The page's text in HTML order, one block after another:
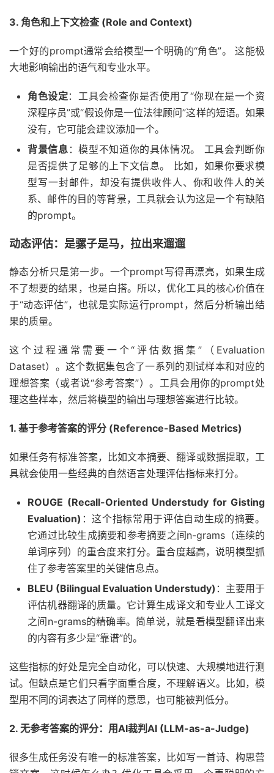
3. 角色和上下文检查 (Role and Context)
一个好的prompt通常会给模型一个明确的“角色”。 这能极
大地影响输出的语气和专业水平。
角色设定：工具会检查你是否使用了“你现在是一个资
深程序员”或“假设你是一位法律顾问”这样的短语。如果
没有，它可能会建议添加一个。
背景信息 ：模型不知道你的具体情况。 工具会判断你
是否提供了足够的上下文信息。 比如，如果你要求模
型写一封邮件，却没有提供收件人、你和收件人的关
系、邮件的目的等背景，工具就会认为这是一个有缺陷
的prompt。
动态评估：是骡子是马，拉出来遛遛
静态分析只是第一步。一个prompt写得再漂亮，如果生成
不了想要的结果，也是白搭。所以，优化工具的核心价值在
于“动态评估”，也就是实际运行prompt，然后分析输出结
果的质量。
这个过程通常需要一个“评估数据集”（Evaluation
Dataset）。这个数据集包含了一系列的测试样本和对应的
理想答案（或者说“参考答案”）。工具会用你的prompt处
理这些样本，然后将模型的输出与理想答案进行比较。
1. 基于参考答案的评分 (Reference-Based Metrics)
如果任务有标准答案，比如文本摘要、翻译或数据提取，工
具就会使用一些经典的自然语言处理评估指标来打分。
ROUGE (Recall-Oriented Understudy for Gisting
Evaluation) ：这个指标常用于评估自动生成的摘要。
它通过比较生成摘要和参考摘要之间n-grams（连续的
单词序列）的重合度来打分。重合度越高，说明模型抓
住了参考答案里的关键信息点。
BLEU (Bilingual Evaluation Understudy) ：主要用于
评估机器翻译的质量。它计算生成译文和专业人工译文
之间n-grams的精确率。简单说，就是看模型翻译出来
的内容有多少是“靠谱”的。
这些指标的好处是完全自动化，可以快速、大规模地进行测
试。但缺点是它们只看字面重合度，不理解语义。比如，模
型用不同的词表达了同样的意思，也可能被判低分。
2. 无参考答案的评分：用AI裁判AI (LLM-as-a-Judge)
很多生成任务没有唯一的标准答案，比如写一首诗、构思营